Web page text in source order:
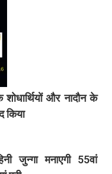
और नादौन के
किया
जुन्गा मनाएगी 55वां